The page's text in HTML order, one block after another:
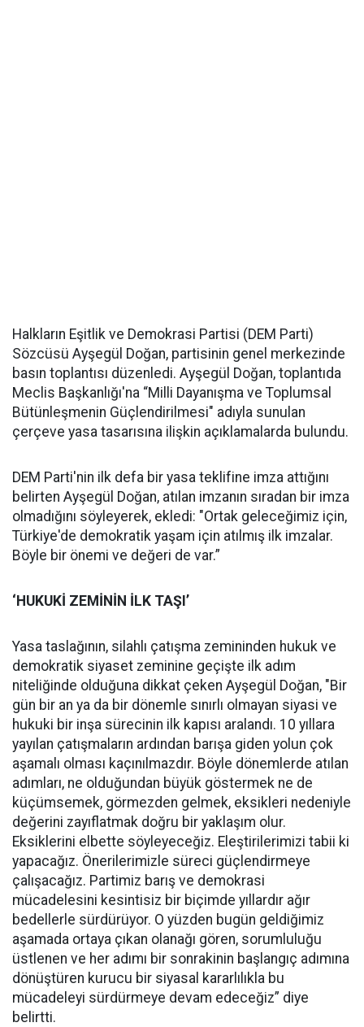
Halkların Eşitlik ve Demokrasi Partisi (DEM Parti)
Sözcüsü Ayşegül Doğan, partisinin genel merkezinde
basın toplantısı düzenledi. Ayşegül Doğan, toplantıda
Meclis Başkanlığı'na “Milli Dayanışma ve Toplumsal
Bütünleşmenin Güçlendirilmesi" adıyla sunulan
çerçeve yasa tasarısına ilişkin açıklamalarda bulundu.
DEM Parti'nin ilk defa bir yasa teklifine imza attığını
belirten Ayşegül Doğan, atılan imzanın sıradan bir imza
olmadığını söyleyerek, ekledi: "Ortak geleceğimiz için,
Türkiye'de demokratik yaşam için atılmış ilk imzalar.
Böyle bir önemi ve değeri de var.”
‘HUKUKİ ZEMİNİN İLK TAŞI’
Yasa taslağının, silahlı çatışma zemininden hukuk ve
demokratik siyaset zeminine geçişte ilk adım
niteliğinde olduğuna dikkat çeken Ayşegül Doğan, "Bir
gün bir an ya da bir dönemle sınırlı olmayan siyasi ve
hukuki bir inşa sürecinin ilk kapısı aralandı. 10 yıllara
yayılan çatışmaların ardından barışa giden yolun çok
aşamalı olması kaçınılmazdır. Böyle dönemlerde atılan
adımları, ne olduğundan büyük göstermek ne de
küçümsemek, görmezden gelmek, eksikleri nedeniyle
değerini zayıflatmak doğru bir yaklaşım olur.
Eksiklerini elbette söyleyeceğiz. Eleştirilerimizi tabii ki
yapacağız. Önerilerimizle süreci güçlendirmeye
çalışacağız. Partimiz barış ve demokrasi
mücadelesini kesintisiz bir biçimde yıllardır ağır
bedellerle sürdürüyor. O yüzden bugün geldiğimiz
aşamada ortaya çıkan olanağı gören, sorumluluğu
üstlenen ve her adımı bir sonrakinin başlangıç adımına
dönüştüren kurucu bir siyasal kararlılıkla bu
mücadeleyi sürdürmeye devam edeceğiz” diye
belirtti.